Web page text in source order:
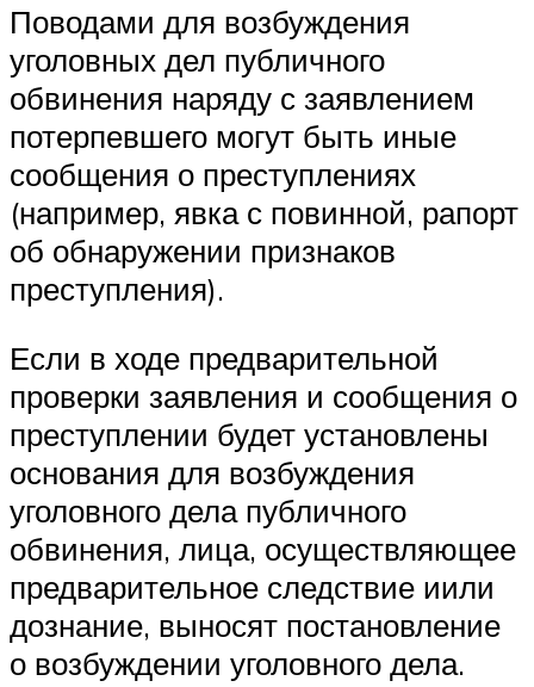
Поводами для возбуждения
уголовных дел публичного
обвинения наряду с заявлением
потерпевшего могут быть иные
сообщения о преступлениях
(например, явка с повинной, рапорт
об обнаружении признаков
преступления).
Если в ходе предварительной
проверки заявления и сообщения о
преступлении будет установлены
основания для возбуждения
уголовного дела публичного
обвинения, лица, осуществляющее
предварительное следствие иили
дознание, выносят постановление
о возбуждении уголовного дела.